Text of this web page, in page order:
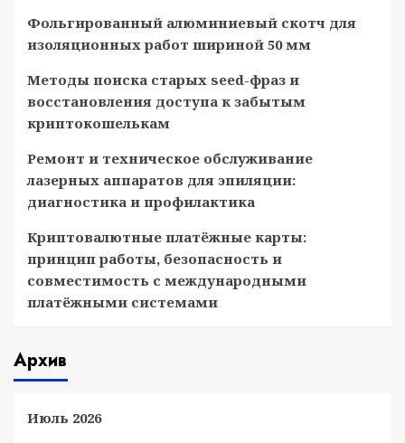
Фольгированный алюминиевый скотч для
изоляционных работ шириной 50 мм
Методы поиска старых seed-фраз и
восстановления доступа к забытым
криптокошелькам
Ремонт и техническое обслуживание
лазерных аппаратов для эпиляции:
диагностика и профилактика
Криптовалютные платёжные карты:
принцип работы, безопасность и
совместимость с международными
платёжными системами
Архив
Июль 2026